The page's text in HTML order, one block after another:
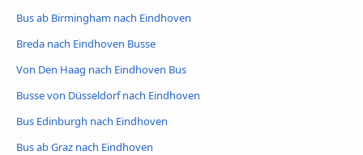
Bus ab Birmingham nach Eindhoven
Breda nach Eindhoven Busse
Von Den Haag nach Eindhoven Bus
Busse von Düsseldorf nach Eindhoven
Bus Edinburgh nach Eindhoven
Bus ab Graz nach Eindhoven